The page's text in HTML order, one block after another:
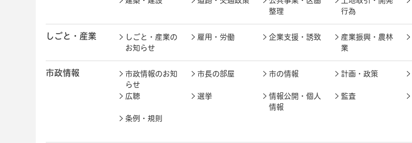
整理
行為
しごと・産業
しごと・産業の
お知らせ
雇用・労働 企業支援・誘致
産業振興・農林
業
市政情報
市政情報のお知
らせ
市長の部屋 市の情報 計画・政策
広聴 選挙
情報公開・個人
情報
監査
条例・規則